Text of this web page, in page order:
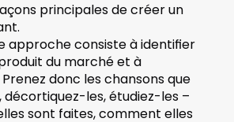
principales de créer un
approche consiste à identifier
du marché et à
donc les chansons que
décortiquez-les, étudiez-les –
sont faites, comment elles